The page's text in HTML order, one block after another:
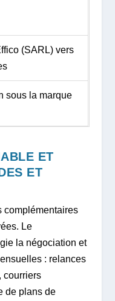
(SARL) vers
sous la marque
ET
ET
complémentaires
Le
la négociation et
: relances
courriers
de plans de